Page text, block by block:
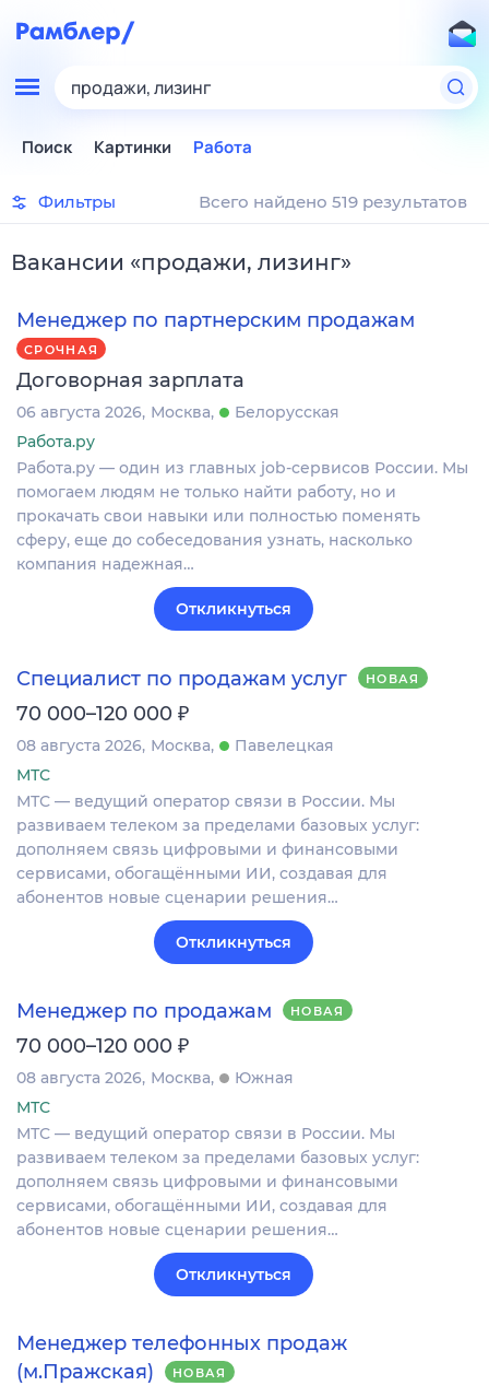
продажи, лизинг
Поиск Картинки Работа
Фильтры Всего найдено 519 результатов
Вакансии «продажи, лизинг»
Менеджер по партнерским продажам
СРОЧНАЯ
Договорная зарплата
06 августа 2026 Москва
Белорусская
Работа.ру
Работа.ру — один из главных job-сервисов России. Мы
помогаем людям не только найти работу, но и
прокачать свои навыки или полностью поменять
сферу, еще до собеседования узнать, насколько
компания надежная…
Откликнуться
Специалист по продажам услуг НОВАЯ
70 000–120 000 ₽
08 августа 2026 Москва
Павелецкая
МТС
МТС — ведущий оператор связи в России. Мы
развиваем телеком за пределами базовых услуг:
дополняем связь цифровыми и финансовыми
сервисами, обогащёнными ИИ, создавая для
абонентов новые сценарии решения…
Откликнуться
Менеджер по продажам НОВАЯ
70 000–120 000 ₽
08 августа 2026 Москва
Южная
МТС
МТС — ведущий оператор связи в России. Мы
развиваем телеком за пределами базовых услуг:
дополняем связь цифровыми и финансовыми
сервисами, обогащёнными ИИ, создавая для
абонентов новые сценарии решения…
Откликнуться
Менеджер телефонных продаж
(м.Пражская)
НОВАЯ